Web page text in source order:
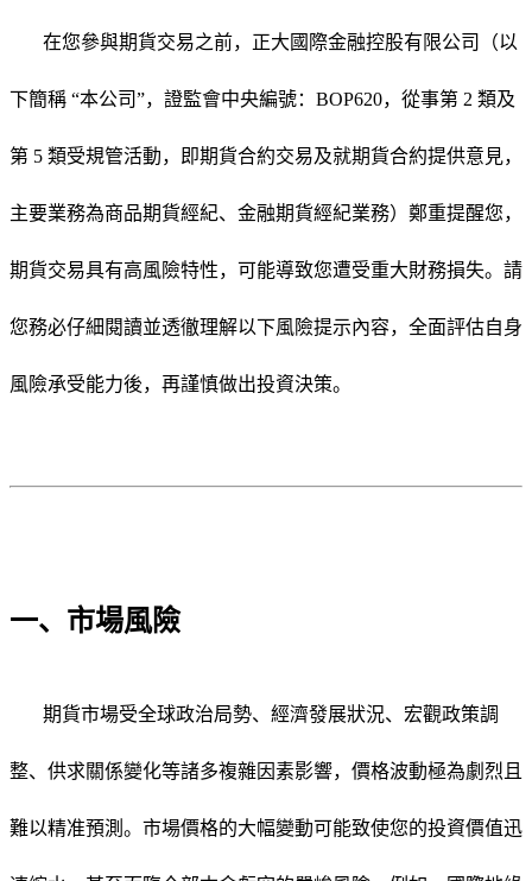
在您參與期貨交易之前，正大國際金融控股有限公司（以
下簡稱 “本公司”，證監會中央編號：BOP620，從事第 2 類及
第 5 類受規管活動，即期貨合約交易及就期貨合約提供意見，
主要業務為商品期貨經紀、金融期貨經紀業務）鄭重提醒您，
期貨交易具有高風險特性，可能導致您遭受重大財務損失。請
您務必仔細閱讀並透徹理解以下風險提示內容，全面評估自身
風險承受能力後，再謹慎做出投資決策。
一、市場風險
期貨市場受全球政治局勢、經濟發展狀況、宏觀政策調
整、供求關係變化等諸多複雜因素影響，價格波動極為劇烈且
難以精准預測。市場價格的大幅變動可能致使您的投資價值迅